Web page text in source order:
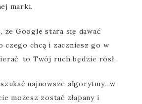
marki.
że Google stara się dawać
czego chcą i zaczniesz go w
to Twój ruch będzie rósł.
najnowsze algorytmy…w
możesz zostać złapany i